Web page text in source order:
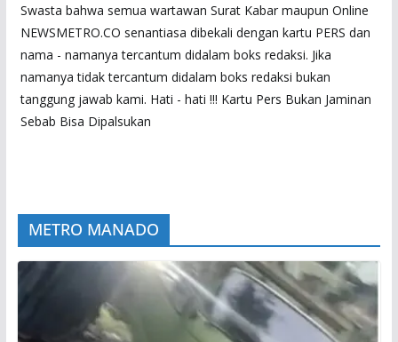
Swasta bahwa semua wartawan Surat Kabar maupun Online
NEWSMETRO.CO senantiasa dibekali dengan kartu PERS dan
nama - namanya tercantum didalam boks redaksi. Jika
namanya tidak tercantum didalam boks redaksi bukan
tanggung jawab kami. Hati - hati !!! Kartu Pers Bukan Jaminan
Sebab Bisa Dipalsukan
METRO MANADO